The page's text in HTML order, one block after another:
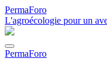
PermaForo
L'agroécologie pour un
PermaForo